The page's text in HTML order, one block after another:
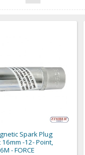
Spark Plug
16mm -12- Point,
- FORCE